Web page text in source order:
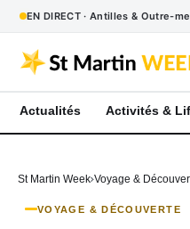
EN DIRECT · Antilles & Outre-
Actualités Activités &
St Martin Week Voyage &
VOYAGE & DÉCOUVERTE